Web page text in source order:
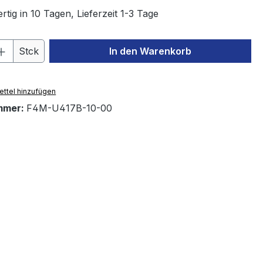
in 10 Tagen, Lieferzeit 1-3 Tage
Anzahl: Gib den gewünschten Wert
Stck In den Warenkorb
hinzufügen
F4M-U417B-10-00